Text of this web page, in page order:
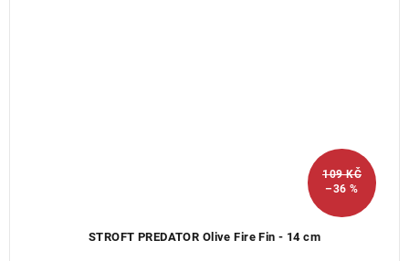
109 KČ
–36 %
STROFT PREDATOR Olive Fire Fin - 14 cm